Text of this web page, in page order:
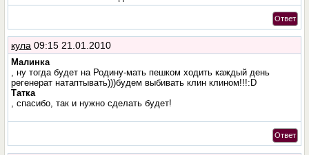
Ответ
кула 09:15 21.01.2010
Малинка
, ну тогда будет на Родину-мать пешком ходить каждый день
регенерат натаптывать)))будем выбивать клин клином!!!:D
Татка
, спасибо, так и нужно сделать будет!
Ответ